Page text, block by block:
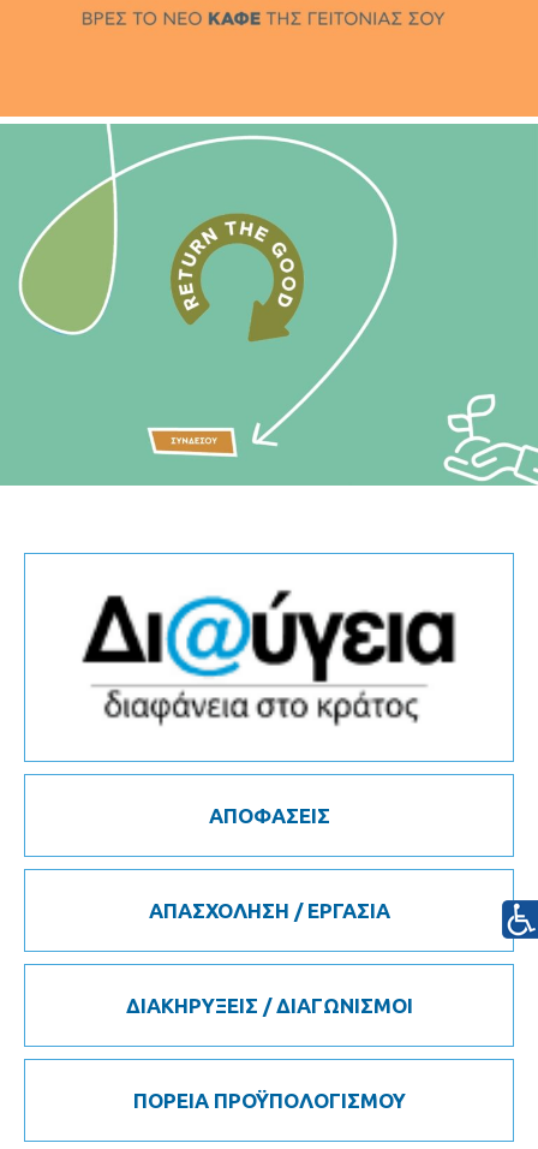
ΑΠΟΦΑΣΕΙΣ
ΑΠΑΣΧΟΛΗΣΗ / ΕΡΓΑΣΙΑ
ΔΙΑΚΗΡΥΞΕΙΣ / ΔΙΑΓΩΝΙΣΜΟΙ
ΠΟΡΕΙΑ ΠΡΟΫΠΟΛΟΓΙΣΜΟΥ